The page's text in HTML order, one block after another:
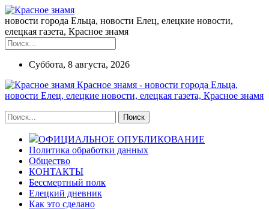
новости города Ельца, новости Елец, елецкие новости,
елецкая газета, Красное знамя
Суббота, 8 августа, 2026
Красное знамя - новости города Ельца,
новости Елец, елецкие новости, елецкая газета, Красное знамя
ОФИЦИАЛЬНОЕ ОПУБЛИКОВАНИЕ
Политика обработки данных
Общество
КОНТАКТЫ
Бессмертный полк
Елецкий дневник
Как это сделано